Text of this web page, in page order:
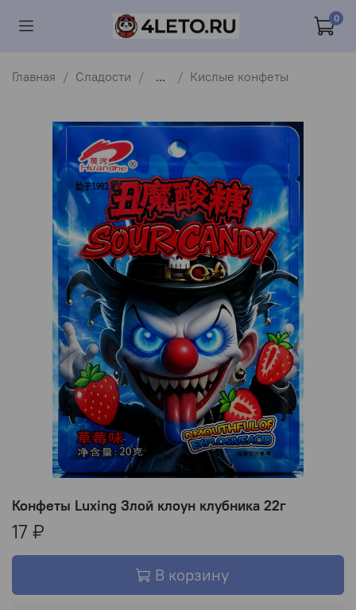
0
Главная Сладости ... Кислые конфеты
Конфеты Luxing Злой клоун клубника 22г
17 ₽
В корзину